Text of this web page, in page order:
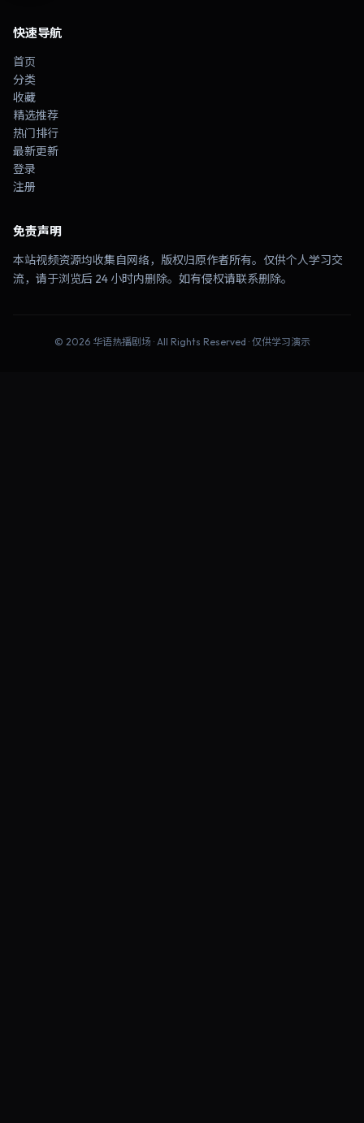
快速导航
首页
分类
收藏
精选推荐
热门排行
最新更新
登录
注册
免责声明
本站视频资源均收集自网络，版权归原作者所有。仅供个人学习交
流，请于浏览后 24 小时内删除。如有侵权请联系删除。
© 2026 华语热播剧场· All Rights Reserved · 仅供学习演示